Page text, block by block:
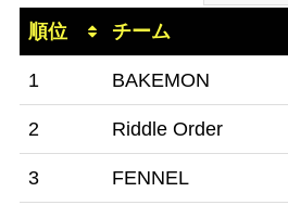
順位 チーム
1 BAKEMON
2 Riddle Order
3 FENNEL